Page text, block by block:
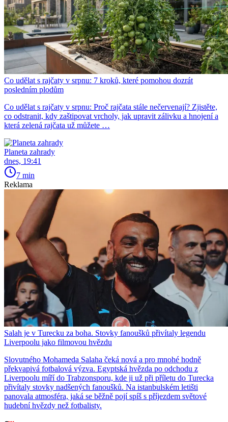
Co udělat s rajčaty v srpnu: 7 kroků, které pomohou dozrát
posledním plodům
Co udělat s rajčaty v srpnu: Proč rajčata stále nečervenají? Zjistěte,
co odstranit, kdy zaštipovat vrcholy, jak upravit zálivku a hnojení a
která zelená rajčata už můžete …
Planeta zahrady
dnes, 19:41
7 min
Reklama
Salah je v Turecku za boha. Stovky fanoušků přivítaly legendu
Liverpoolu jako filmovou hvězdu
Slovutného Mohameda Salaha čeká nová a pro mnohé hodně
překvapivá fotbalová výzva. Egyptská hvězda po odchodu z
Liverpoolu míří do Trabzonsporu, kde ji už při příletu do Turecka
přivítaly stovky nadšených fanoušků. Na istanbulském letišti
panovala atmosféra, jaká se běžně pojí spíš s příjezdem světové
hudební hvězdy než fotbalisty.